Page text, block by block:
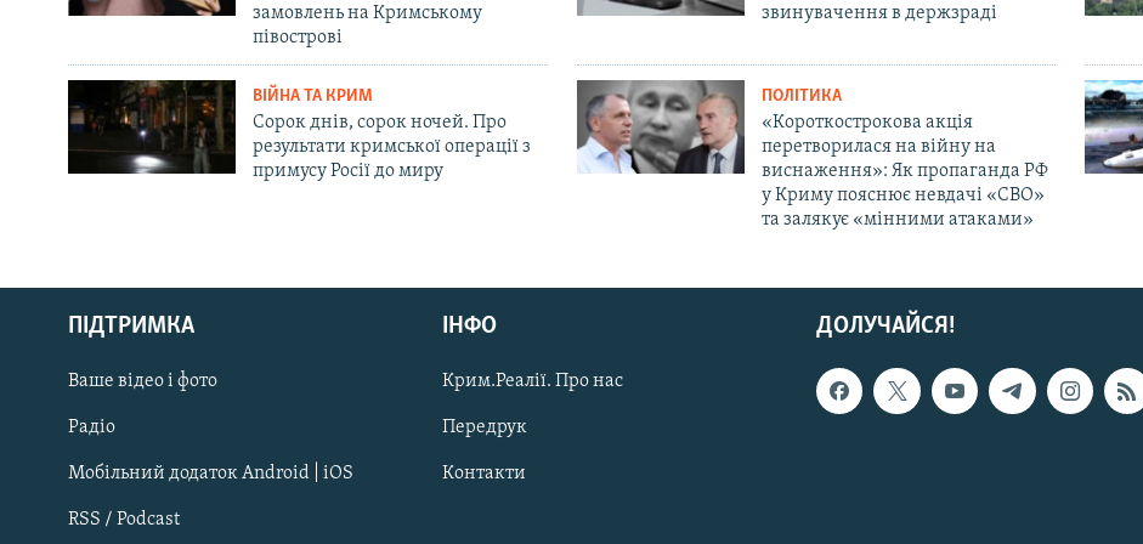
Русский
Qırımtatar
ДОЛУЧАЙСЯ!
замовлень на Кримському
півострові
звинувачення в держзраді
ВІЙНА ТА КРИМ
Сорок днів, сорок ночей. Про
результати кримської операції з
примусу Росії до миру
ПОЛІТИКА
«Короткострокова акція
перетворилася на війну на
виснаження»: Як пропаганда РФ
у Криму пояснює невдачі «СВО»
та залякує «мінними атаками»
ДОЛУЧАЙСЯ!
ПІДТРИМКА
Ваше відео і фото
Радіо
Мобільний додаток Android | iOS
RSS / Podcast
ІНФО
Крим.Реалії. Про нас
Передрук
Контакти